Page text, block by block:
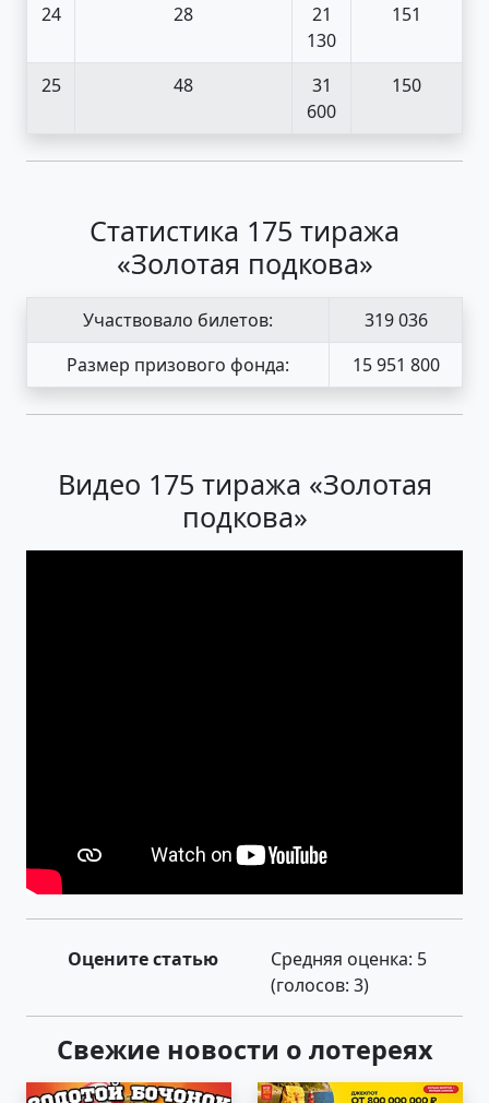
24 28
21
130
151
25 48
31
600
150
Статистика 175 тиража
«Золотая подкова»
Участвовало билетов:
319 036
Размер призового фонда:
15 951 800
Видео 175 тиража «Золотая
подкова»
Оцените статью Средняя оценка: 5
(голосов: 3)
Свежие новости о лотереях